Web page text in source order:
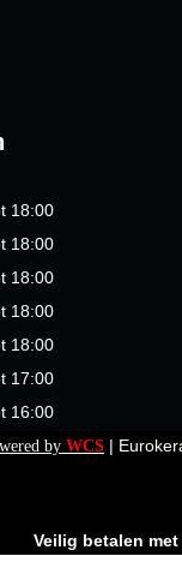
18:00
18:00
18:00
18:00
18:00
17:00
16:00
by WCS |
Veilig betalen met